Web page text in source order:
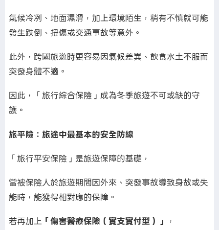
氣候冷冽、地面濕滑，加上環境陌生，稍有不慎就可能
發生跌倒、扭傷或交通事故等意外。
此外，跨國旅遊時更容易因氣候差異、飲食水土不服而
突發身體不適。
因此，「旅行綜合保險」成為冬季旅遊不可或缺的守
護。
旅平險：旅途中最基本的安全防線
「旅行平安保險」是旅遊保障的基礎，
當被保險人於旅遊期間因外來、突發事故導致身故或失
能時，能獲得相對應的保障。
若再加上 「傷害醫療保險（實支實付型）」 ，